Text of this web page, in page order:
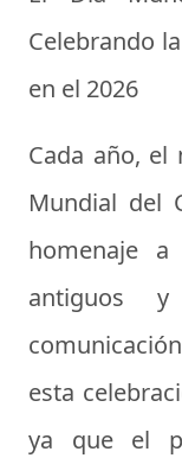
Celebrando
en el 2026
Cada año,
Mundial del
homenaje
antiguos
esta
ya que el